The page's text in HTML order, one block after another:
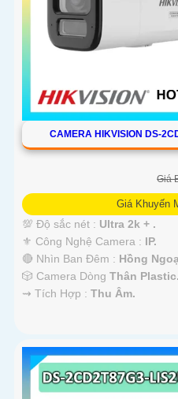
CAMERA HIKVISION DS-
Giá
Giá Khuyến
💯 Độ sắc nét : Ultra 2k + .
⚜️ Công Nghệ Camera : IP.
🔴 Nhìn Ban Đêm : Hồng
🎲 Camera Dòng Thân Plastic.
️⇝ Tích Hợp : Thu Âm.